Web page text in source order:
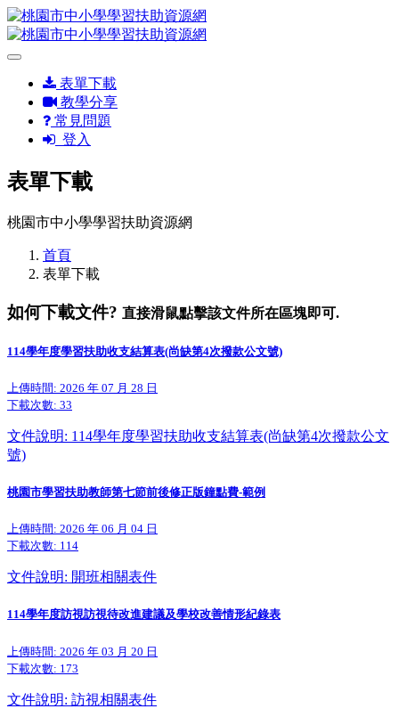
表單下載
教學分享
常見問題
登入
表單下載
桃園市中小學學習扶助資源網
首頁
表單下載
如何下載文件? 直接滑鼠點擊該文件所在區塊即可.
114學年度學習扶助收支結算表(尚缺第4次撥款公文號)
上傳時間: 2026 年 07 月 28 日
下載次數: 33
文件說明: 114學年度學習扶助收支結算表(尚缺第4次撥款公文
號)
桃園市學習扶助教師第七節前後修正版鐘點費-範例
上傳時間: 2026 年 06 月 04 日
下載次數: 114
文件說明: 開班相關表件
114學年度訪視訪視待改進建議及學校改善情形紀錄表
上傳時間: 2026 年 03 月 20 日
下載次數: 173
文件說明: 訪視相關表件